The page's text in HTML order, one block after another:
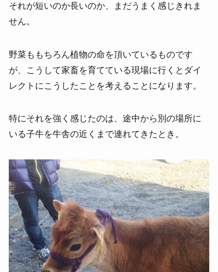
それが短いのか長いのか、まだうまく感じきれま
せん。
野菜ももちろん植物の命を頂いているものです
が、こうして家畜を育てている現場に行くとダイ
レクトにこうしたことを考えることになります。
特にそれを強く感じたのは、途中から別の場所に
いる子牛を牛舎の近くまで連れてきたとき。